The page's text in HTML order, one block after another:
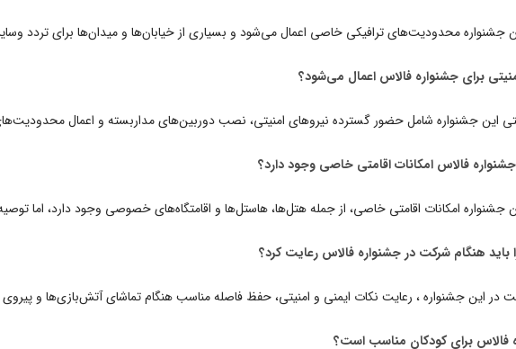
جشنواره محدودیت‌های ترافیکی خاصی اعمال می‌شود و بسیاری از خیابان‌ها و میدان‌ها برای تردد
این جشنواره شامل حضور گسترده نیروهای امنیتی، نصب دوربین‌های مداربسته و اعمال
جشنواره امکانات اقامتی خاصی، از جمله هتل‌ها، هاستل‌ها و اقامتگاه‌های خصوصی وجود دارد، اما
در این جشنواره ، رعایت نکات ایمنی و امنیتی، حفظ فاصله مناسب هنگام تماشای آتش‌بازی‌ها و